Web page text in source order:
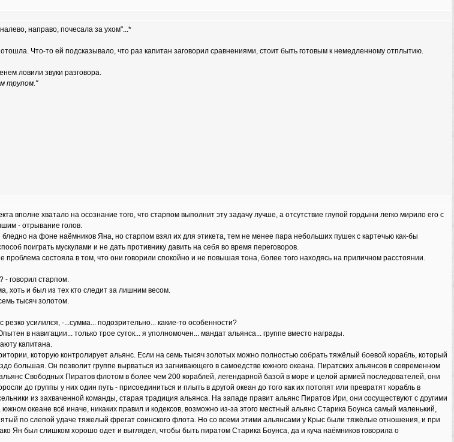
направо, почесала за ухом"...*
Что-то ей подсказывало, что раз капитан заговорил сравнениями, стоит быть готовым к немедленному отплытию.
ловили звуки разговора.
трупом."
вполне хватало на осознание того, что старпом выполнит эту задачу лучше, а отсутствие глупой гордыни легко мирило его с
- отрывание голов.
на фоне наёмников Яна, но старпом взял их для этикета, тем не менее пара небольших пушек с картечью как-бы
поиграть мускулами и не дать противнику давить на себя во время переговоров.
проблема состояла в том, что они говорили спокойно и не повышая тона, более того находясь на приличном расстоянии.
- говорил старпом.
хоть и был из тех кто следит за лишним весом.
тысяч золотом.
усилился, -...сумма... подозрительно... какие-то особенности?
в навигации... только трое суток... я уполномочен... мандат альянса... группе вместо награды.
капитана.
которую контролирует альянс. Если на семь тысяч золотых можно полностью собрать тяжёлый боевой корабль, который
большая. Он позволит группе вырваться из загнивающего в самоедстве южного океана. Пиратских альянсов в современном
Свободных Пиратов флотом в более чем 200 кораблей, легендарной базой в море и целой армией последователей, они
до группы у них один путь - присоединиться и плыть в другой океан до того как их потопят или превратят корабль в
из захваченной команды, старая традиция альянса. На западе правит альянс Пиратов Ири, они сосуществуют с другими
океане всё иначе, никаких правил и кодексов, возможно из-за этого местный альянс Старика Боунса самый маленький,
по слепой удаче тяжелый фрегат соинского флота. Но со всеми этими альянсами у Крыс были тяжёлые отношения, и при
Ян был слишком хорошо одет и выглядел, чтобы быть пиратом Старика Боунса, да и куча наёмников говорила о